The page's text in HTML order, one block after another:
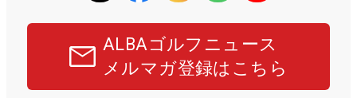
ALBAゴルフニュース
メルマガ登録はこちら